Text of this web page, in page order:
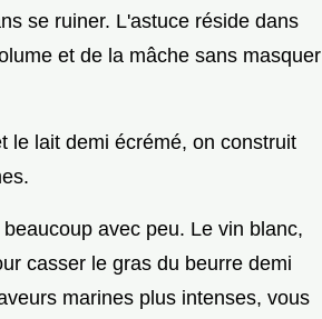
se ruiner. L'astuce réside dans
et de la mâche sans masquer
le lait demi écrémé, on construit
avec peu. Le vin blanc,
casser le gras du beurre demi
marines plus intenses, vous